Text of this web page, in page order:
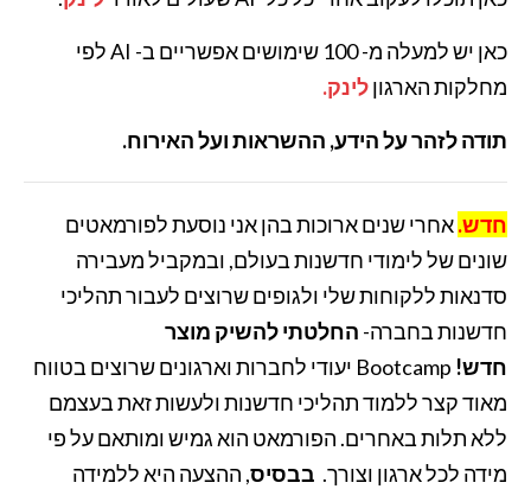
כאן יש למעלה מ- 100 שימושים אפשריים ב- AI לפי
מחלקות הארגוןלינק.
תודה לזהר על הידע, ההשראות ועל האירוח.
חדש.אחרי שנים ארוכות בהן אני נוסעת לפורמאטים
שונים של לימודי חדשנות בעולם, ובמקביל מעבירה
סדנאות ללקוחות שלי ולגופים שרוצים לעבור תהליכי
חדשנות בחברה- החלטתי להשיק מוצר
חדש!
Bootcamp יעודי לחברות וארגונים שרוצים בטווח
מאוד קצר ללמוד תהליכי חדשנות ולעשות זאת בעצמם
ללא תלות באחרים. הפורמאט הוא גמיש ומותאם על פי
מידה לכל ארגון וצורך. בבסיס, ההצעה היא ללמידה